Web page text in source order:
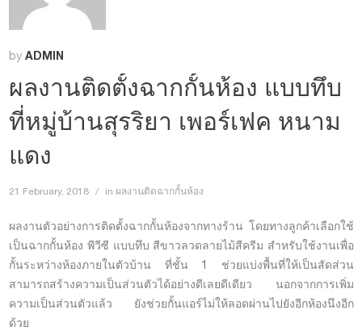
by ADMIN
ผลงานติดตั้งฉากกั้นห้อง แบบทึบ
ที่หมู่บ้านสุรริยา เพอร์เฟค หนาม
แดง
21 February, 2018 in ผลงานติดฉากกั้นห้อง
ผลงานตัวอย่างการติดตั้งฉากกั้นห้องจากทางร้าน โดยทางลูกค้าเลือกใช้
เป็นฉากกั้นห้อง พีวีซี แบบทึบ สีขาวลวดลายไม้สีครีม สำหรับใช้งานเพื่อ
กั้นระหว่างห้องภายในตัวบ้าน ที่ชั้น 1 ช่วยแบ่งพื้นที่ให้เป็นสัดส่วน
สามารถสร้างความเป็นส่วนตัวได้อย่างดีเลยดีเดียว นอกจากการเพิ่ม
ความเป็นส่วนตัวแล้ว ยังช่วยกั้นแอร์ไม่ให้ลอดผ่านไปยังอีกห้องนึงอีก
ด้วย